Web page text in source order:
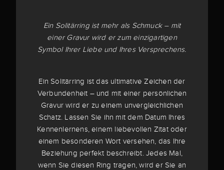
Ein Solitärring ist mehr als Schmuck – mit
einer Gravur wird er zum einzigartigen
Symbol Ihrer Liebe und Ihres Versprechens.
Ein Solitärring ist das ultimative Zeichen der
Verbundenheit – und mit einer persönlichen
Gravur wird er zu einem unvergleichlichen
Schatz. Lassen Sie ihn mit dem Datum Ihres
Kennenlernens, einem liebevollen Zitat oder
einem besonderen Wort versehen, das Ihre
Beziehung perfekt beschreibt. Jedes Mal,
wenn Sie diesen Ring tragen, wird er Sie an